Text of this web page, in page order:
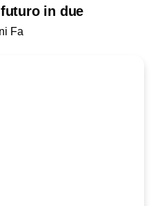
in due
Fa